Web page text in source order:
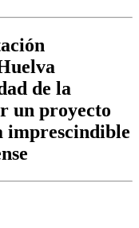
de la
un proyecto
imprescindible